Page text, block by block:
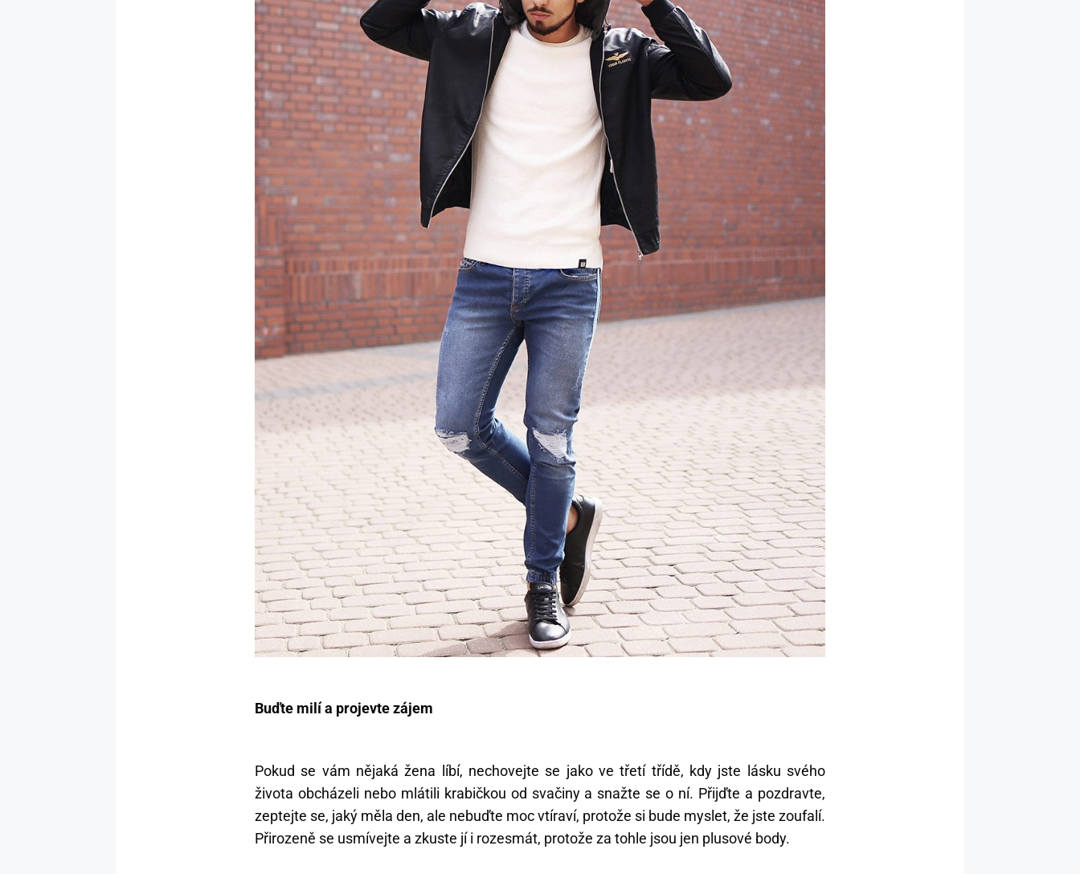
Buďte milí a projevte zájem
Pokud se vám nějaká žena líbí, nechovejte se jako ve třetí třídě, kdy jste lásku svého
života obcházeli nebo mlátili krabičkou od svačiny a snažte se o ní. Přijďte a pozdravte,
zeptejte se, jaký měla den, ale nebuďte moc vtíraví, protože si bude myslet, že jste zoufalí.
Přirozeně se usmívejte a zkuste jí i rozesmát, protože za tohle jsou jen plusové body.